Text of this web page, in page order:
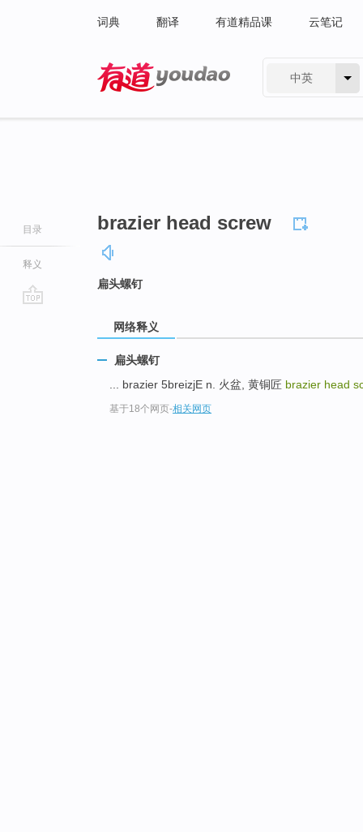
词典 翻译 有道精品课 云笔记
中英
目录
释义
brazier head screw
扁头螺钉
网络释义
扁头螺钉
... brazier 5breizjE n. 火盆, 黄铜匠 brazier head
基于18个网页-相关网页